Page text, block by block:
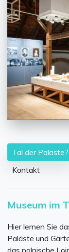
Tal der Paläste?
Kontakt
Museum im
Hier lernen Sie
Paläste und